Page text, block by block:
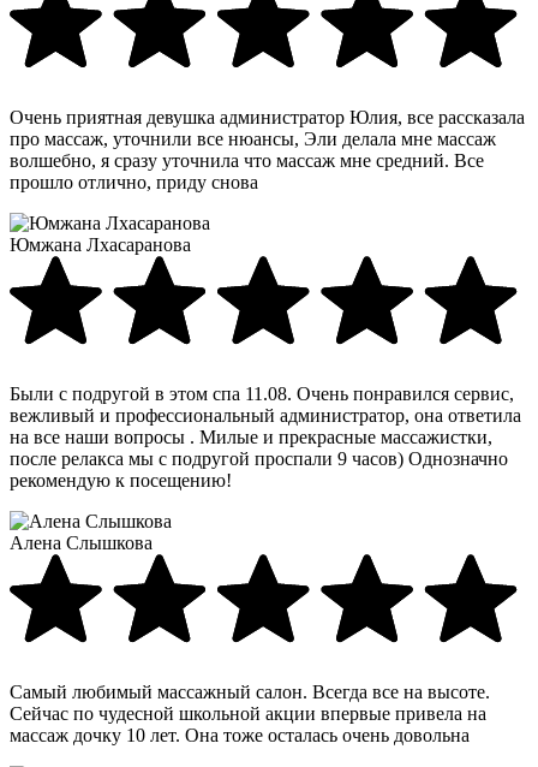
Очень приятная девушка администратор Юлия, все рассказала
про массаж, уточнили все нюансы, Эли делала мне массаж
волшебно, я сразу уточнила что массаж мне средний. Все
прошло отлично, приду снова
Юмжана Лхасаранова
Были с подругой в этом спа 11.08. Очень понравился сервис,
вежливый и профессиональный администратор, она ответила
на все наши вопросы . Милые и прекрасные массажистки,
после релакса мы с подругой проспали 9 часов) Однозначно
рекомендую к посещению!
Алена Слышкова
Самый любимый массажный салон. Всегда все на высоте.
Сейчас по чудесной школьной акции впервые привела на
массаж дочку 10 лет. Она тоже осталась очень довольна